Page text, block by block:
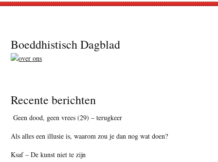
Footer
Boeddhistisch Dagblad
Recente berichten
Geen dood, geen vrees (29) – terugkeer
Als alles een illusie is, waarom zou je dan nog wat doen?
Ksaf – De kunst niet te zijn